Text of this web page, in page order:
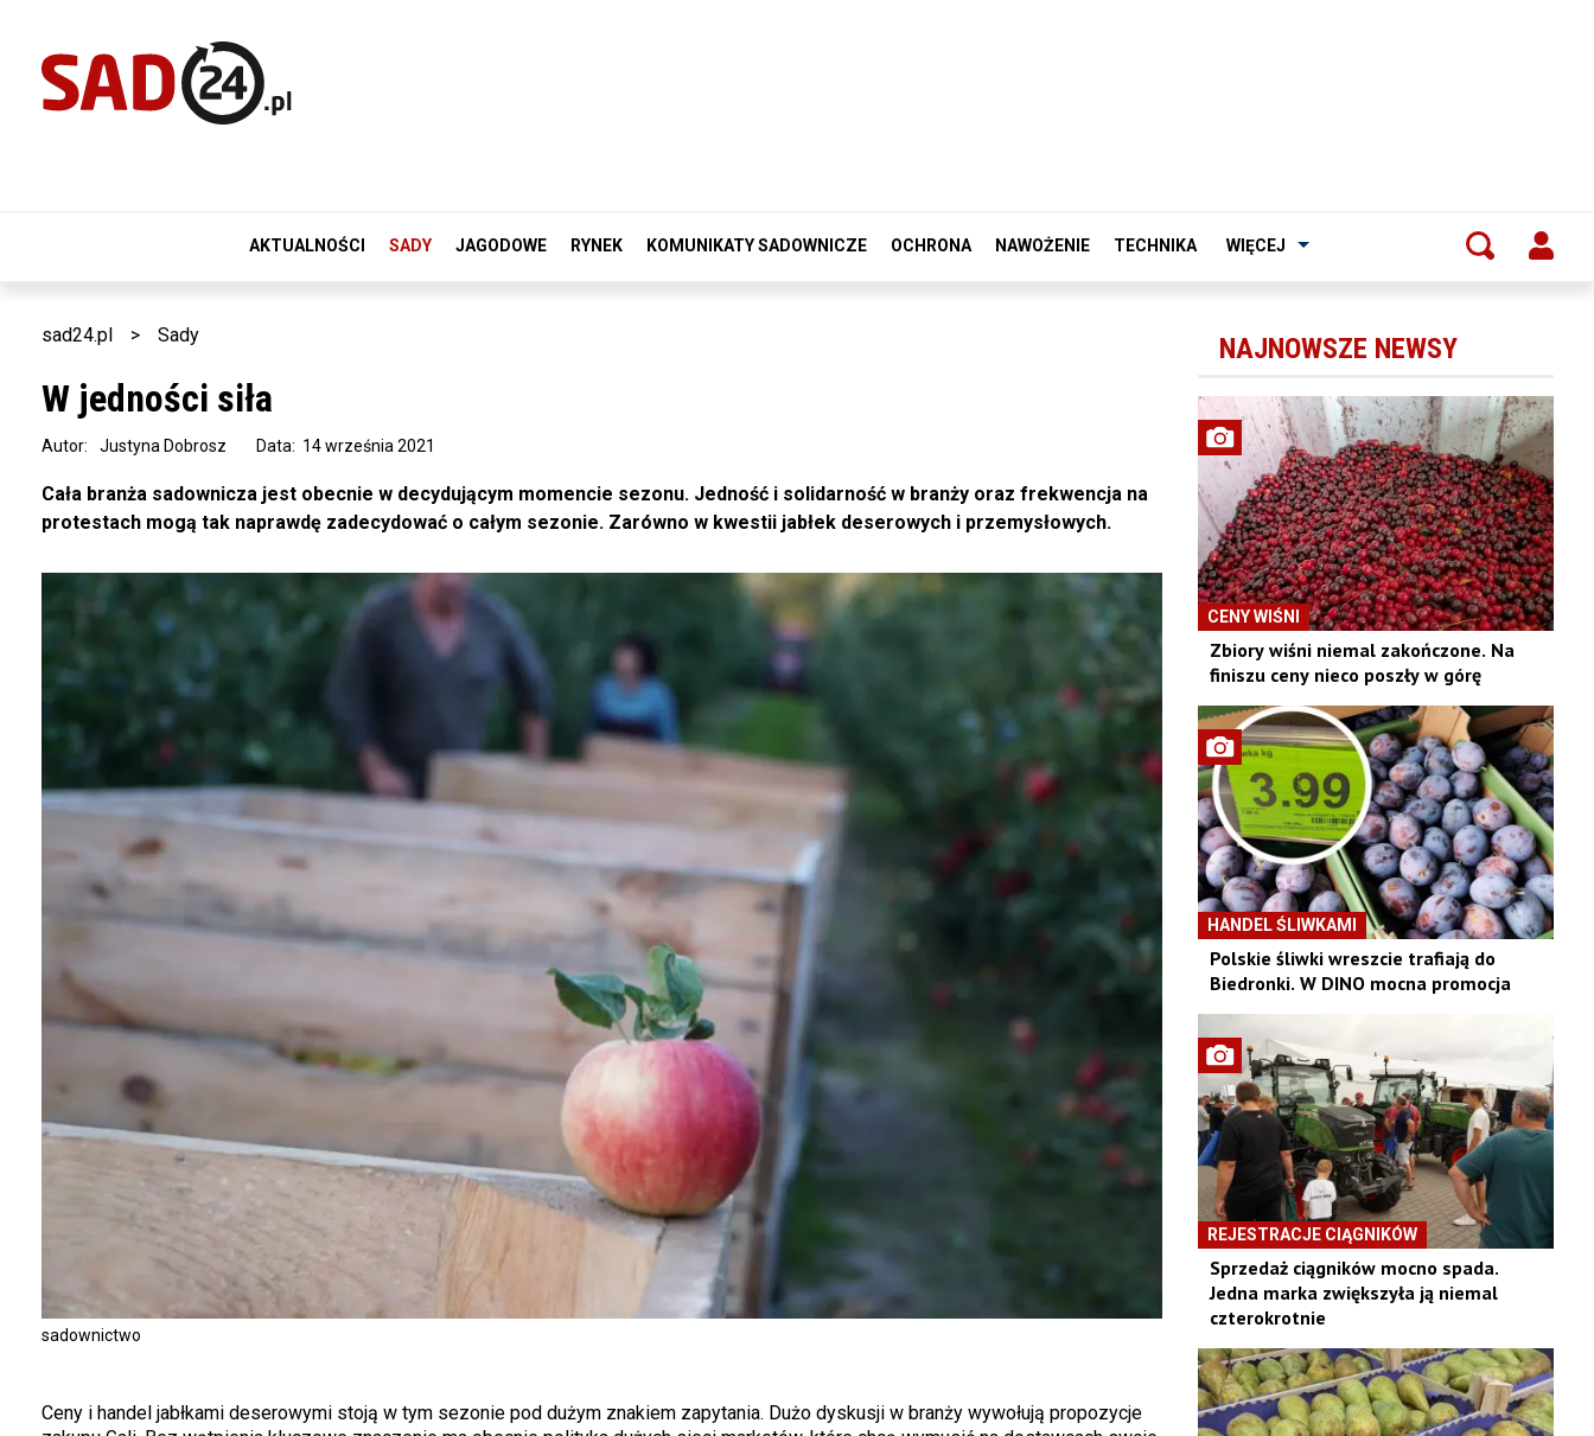
AKTUALNOŚCI SADY JAGODOWE RYNEK KOMUNIKATY SADOWNICZE OCHRONA NAWOŻENIE TECHNIKA WIĘCEJ
sad24.pl > Sady
sadownictwo
W jedności siła
Data: 14 września 2021
Autor: Justyna Dobrosz
Cała branża sadownicza jest obecnie w decydującym momencie sezonu. Jedność i solidarność w branży oraz frekwencja na
protestach mogą tak naprawdę zadecydować o całym sezonie. Zarówno w kwestii jabłek deserowych i przemysłowych.
Ceny i handel jabłkami deserowymi stoją w tym sezonie pod dużym znakiem zapytania. Dużo dyskusji w branży wywołują propozycje
NAJNOWSZE NEWSY
CENY WIŚNI
Zbiory wiśni niemal zakończone. Na
finiszu ceny nieco poszły w górę
HANDEL ŚLIWKAMI
Polskie śliwki wreszcie trafiają do
Biedronki. W DINO mocna promocja
REJESTRACJE CIĄGNIKÓW
Sprzedaż ciągników mocno spada.
Jedna marka zwiększyła ją niemal
czterokrotnie